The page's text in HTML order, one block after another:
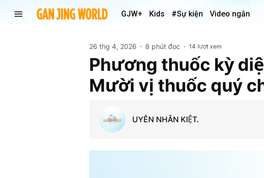
GJW+ Kids #Sự kiện Video ngắn
26 thg 4, 2026 8 phút đọc 14 lượt xem
Phương thuốc kỳ
Mười vị thuốc quý
UYÊN NHÂN KIỆT.